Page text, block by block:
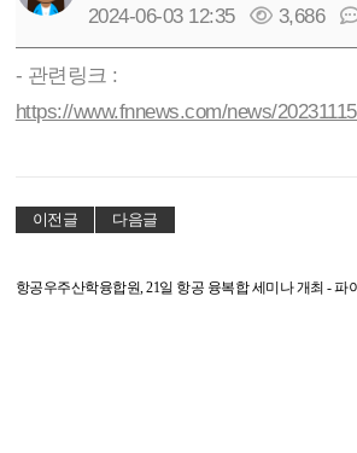
2024-06-03 12:35
3,686
- 관련링크 :
https://www.fnnews.com/news/
이전글 다음글
항공우주산학융합원, 21일 항공 융복합 세미나 개최 - 파